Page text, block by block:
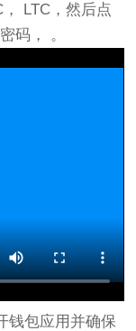
LTC，然后点
码， 。
钱包应用并确保